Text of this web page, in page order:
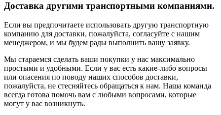
Доставка другими транспортными компаниями.
Если вы предпочитаете использовать другую транспортную
компанию для доставки, пожалуйста, согласуйте с нашим
менеджером, и мы будем рады выполнить вашу заявку.
Мы стараемся сделать ваши покупки у нас максимально
простыми и удобными. Если у вас есть какие-либо вопросы
или опасения по поводу наших способов доставки,
пожалуйста, не стесняйтесь обращаться к нам. Наша команда
всегда готова помочь вам с любыми вопросами, которые
могут у вас возникнуть.